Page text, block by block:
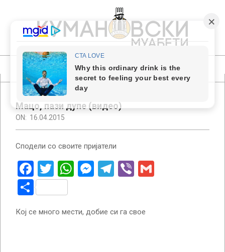
content
КУМАНОВСКИ
МУАБЕТИ
Primary
Navigation
MenuМацо, пази дупе (видео)
ON: 16.04.2015
Сподели со своите пријатели
Facebook
Twitter
WhatsApp
Messenger
Telegram
Viber
Share
Кој се много мести, добие си га свое